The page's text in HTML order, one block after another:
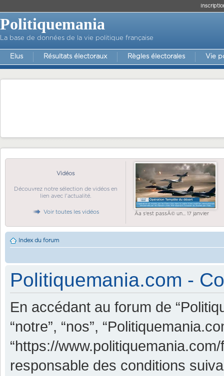
Politiquemania
La base de données de la vie politique française
Elus Résultats électoraux Règles électorales Vie
Vidéos
Découvrez notre sélection de vidéos en
lien avec l'actualité.
Voir toutes les vidéos Ãa s'est passÃ© un... 17 janvier
Index du forum
Politiquemania.com -
En accédant au forum de
“notre”, “nos”,
“https://
responsable des conditions